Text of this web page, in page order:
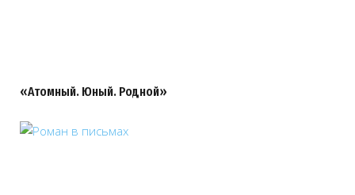
«Атомный. Юный. Родной»